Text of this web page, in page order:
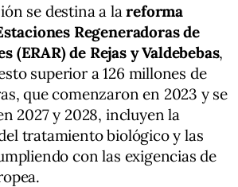
se destina a lareforma
Regeneradoras de
(ERAR) de Rejas y Valdebebas,
superior a 126 millones de
que comenzaron en 2023 y se
2027 y 2028, incluyen la
tratamiento biológico y las
con las exigencias de